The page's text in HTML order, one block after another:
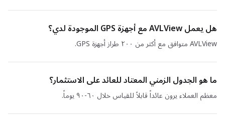
هل يعمل AVLView مع أجهزة GPS الموجودة لدي؟
AVLView متوافق مع أكثر من ٢٠٠ طراز أجهزة GPS.
ما هو الجدول الزمني المعتاد للعائد على الاستثمار؟
معظم العملاء يرون عائداً قابلاً للقياس خلال ٦٠-٩٠ يوماً.